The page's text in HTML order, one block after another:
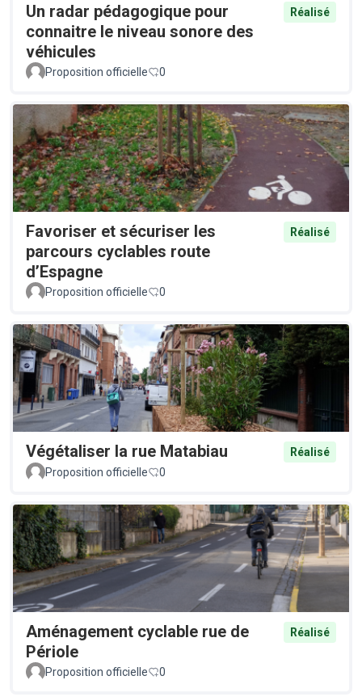
Un radar pédagogique pour
connaitre le niveau sonore des
véhicules
Réalisé
Proposition officielle 0
Favoriser et sécuriser les
parcours cyclables route
d’Espagne
Réalisé
Proposition officielle 0
Végétaliser la rue Matabiau
Réalisé
Proposition officielle
0
Aménagement cyclable rue de
Périole
Réalisé
Proposition officielle 0